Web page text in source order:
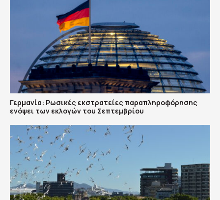
Γερμανία: Ρωσικές εκστρατείες παραπληροφόρησης
ενόψει των εκλογών του Σεπτεμβρίου